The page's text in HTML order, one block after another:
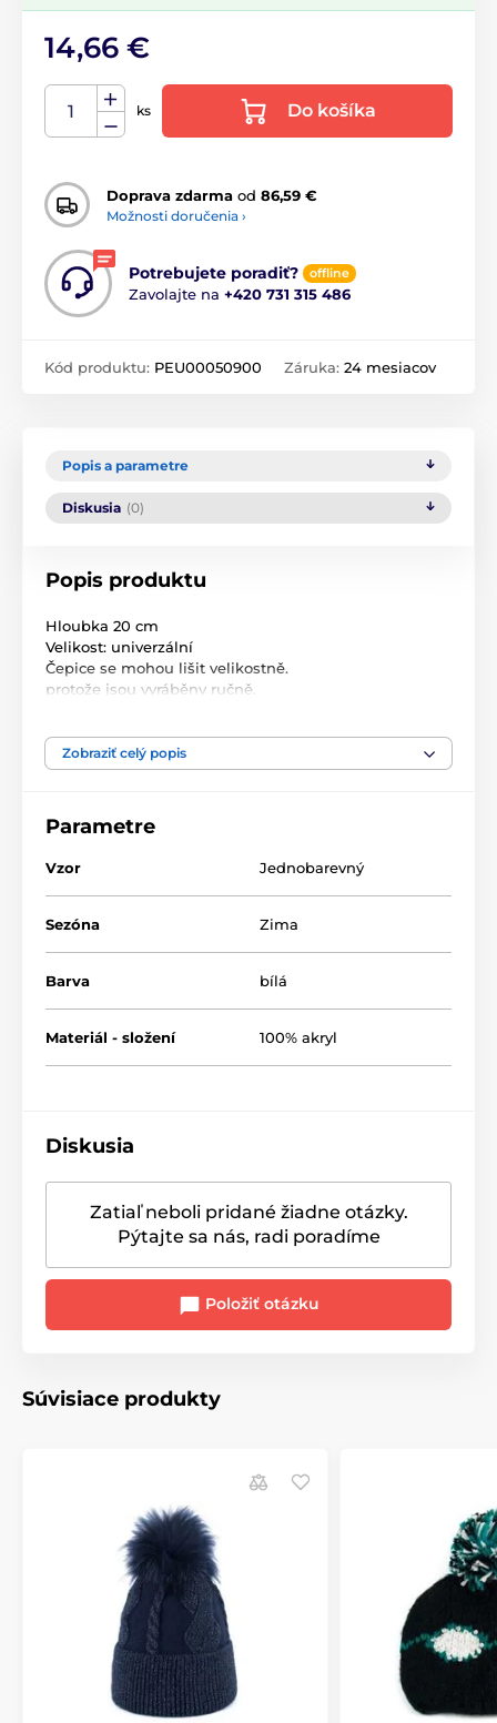
14,66 €
ks Do košíka
Doprava zdarma od 86,59 €
Možnosti doručenia ›
Potrebujete poradiť? offline
Zavolajte na +420 731 315 486
Kód produktu: PEU00050900 Záruka: 24 mesiacov
Popis a parametre
Diskusia (0)
Popis produktu
Hloubka 20 cm
Velikost: univerzální
Čepice se mohou lišit velikostně.
protože jsou vyráběny ručně.
Složení: 100% akryl
Zobraziť celý popis
Parametre
Vzor Jednobarevný
Sezóna Zima
Barva bílá
Materiál - složení 100% akryl
Diskusia
Zatiaľ neboli pridané žiadne otázky.
Pýtajte sa nás, radi poradíme
Položiť otázku
Súvisiace produkty